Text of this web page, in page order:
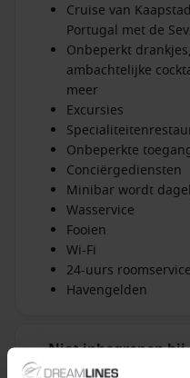
Cruise van
Portugal met de
Onbeperkt
ambachtelijke
meer
Excursies
Onbeperkte
Conciërgediensten
Minibar wordt
Wasservice
Fooien
Wi-Fi
24-uurs roomservice
Havengelden
Niet inbegrepen bij
alles